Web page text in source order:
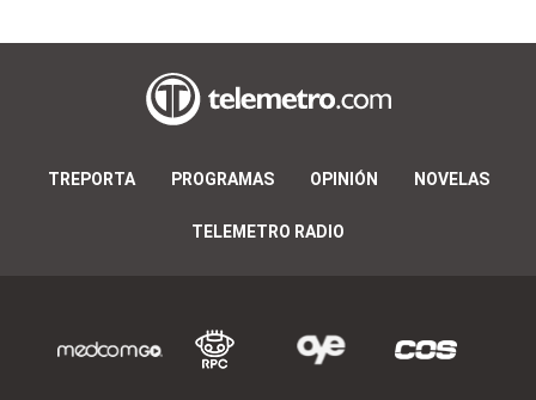
TREPORTA PROGRAMAS OPINIÓN NOVELAS
TELEMETRO RADIO